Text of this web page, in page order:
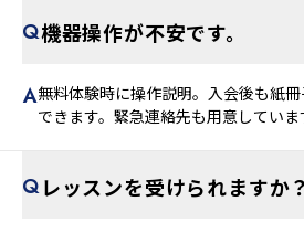
機器操作が不安です。
無料体験時に操作説明。入会後も紙
できます。緊急連絡先も用意していま
レッスンを受けられますか？